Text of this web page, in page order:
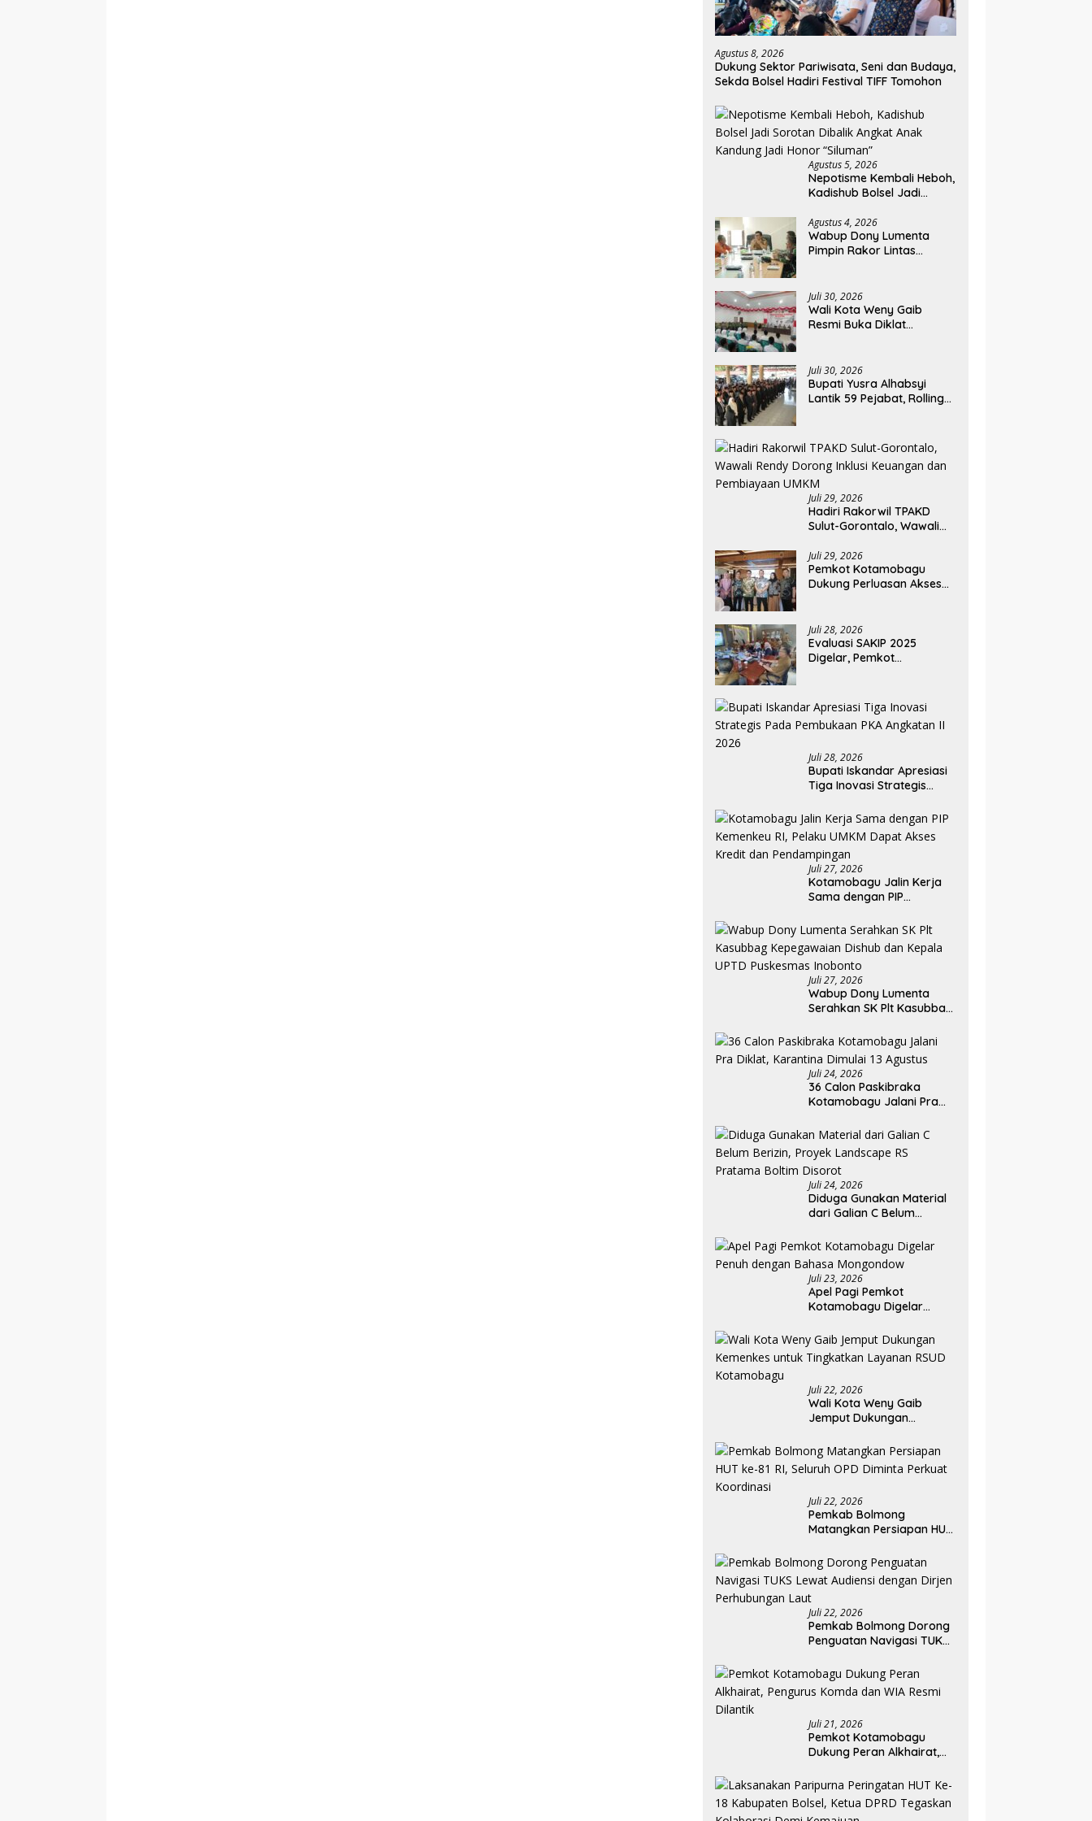
Agustus 8, 2026
Dukung Sektor Pariwisata, Seni dan Budaya,
Sekda Bolsel Hadiri Festival TIFF Tomohon
Agustus 5, 2026
Nepotisme Kembali Heboh,
Kadishub Bolsel Jadi
Anak Kandung Jadi Honor
“Siluman”
Agustus 4, 2026
Wabup Dony Lumenta
Pimpin Rakor Lintas
Siaga Darurat Bencana
Juli 30, 2026
Wali Kota Weny Gaib
Resmi Buka Diklat
Juli 30, 2026
Bupati Yusra Alhabsyi
Lantik 59 Pejabat, Rolling
Juli 29, 2026
Hadiri Rakorwil TPAKD
Sulut-Gorontalo, Wawali
Keuangan dan
Pembiayaan UMKM
Juli 29, 2026
Pemkot Kotamobagu
Dukung Perluasan Akses
Juli 28, 2026
Evaluasi SAKIP 2025
Digelar, Pemkot
Pemerintahan
Juli 28, 2026
Bupati Iskandar Apresiasi
Tiga Inovasi Strategis
Angkatan II 2026
Juli 27, 2026
Kotamobagu Jalin Kerja
Sama dengan PIP
Dapat Akses Kredit dan
Pendampingan
Juli 27, 2026
Wabup Dony Lumenta
Serahkan SK Plt Kasubbag
Kepala UPTD Puskesmas
Inobonto
Juli 24, 2026
36 Calon Paskibraka
Kotamobagu Jalani Pra
Agustus
Juli 24, 2026
Diduga Gunakan Material
dari Galian C Belum
RS Pratama Boltim Disorot
Juli 23, 2026
Apel Pagi Pemkot
Kotamobagu Digelar
Mongondow
Juli 22, 2026
Wali Kota Weny Gaib
Jemput Dukungan
Tingkatkan Layanan RSUD
Kotamobagu
Juli 22, 2026
Pemkab Bolmong
Matangkan Persiapan HUT
Diminta Perkuat
Koordinasi
Juli 22, 2026
Pemkab Bolmong Dorong
Penguatan Navigasi TUKS
Dirjen Perhubungan Laut
Juli 21, 2026
Pemkot Kotamobagu
Dukung Peran Alkhairat,
Resmi Dilantik